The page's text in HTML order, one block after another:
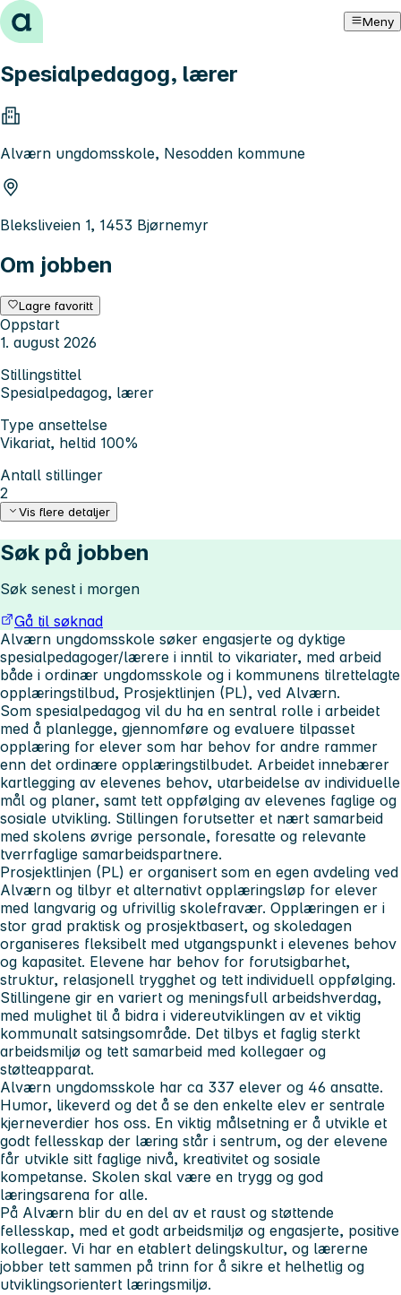
Hopp til innhold Meny
Spesialpedagog, lærer
Alværn ungdomsskole, Nesodden kommune
Bleksliveien 1, 1453 Bjørnemyr
Om jobben
Lagre favoritt
Oppstart
1. august 2026
Stillingstittel
Spesialpedagog, lærer
Type ansettelse
Vikariat, heltid 100%
Antall stillinger
2
Vis flere detaljer
Søk på jobben
Søk senest i morgen
Gå til søknad
Alværn ungdomsskole søker engasjerte og dyktige
spesialpedagoger/lærere i inntil to vikariater, med arbeid
både i ordinær ungdomsskole og i kommunens tilrettelagte
opplæringstilbud, Prosjektlinjen (PL), ved Alværn.
Som spesialpedagog vil du ha en sentral rolle i arbeidet
med å planlegge, gjennomføre og evaluere tilpasset
opplæring for elever som har behov for andre rammer
enn det ordinære opplæringstilbudet. Arbeidet innebærer
kartlegging av elevenes behov, utarbeidelse av individuelle
mål og planer, samt tett oppfølging av elevenes faglige og
sosiale utvikling. Stillingen forutsetter et nært samarbeid
med skolens øvrige personale, foresatte og relevante
tverrfaglige samarbeidspartnere.
Prosjektlinjen (PL) er organisert som en egen avdeling ved
Alværn og tilbyr et alternativt opplæringsløp for elever
med langvarig og ufrivillig skolefravær. Opplæringen er i
stor grad praktisk og prosjektbasert, og skoledagen
organiseres fleksibelt med utgangspunkt i elevenes behov
og kapasitet. Elevene har behov for forutsigbarhet,
struktur, relasjonell trygghet og tett individuell oppfølging.
Stillingene gir en variert og meningsfull arbeidshverdag,
med mulighet til å bidra i videreutviklingen av et viktig
kommunalt satsingsområde. Det tilbys et faglig sterkt
arbeidsmiljø og tett samarbeid med kollegaer og
støtteapparat.
Alværn ungdomsskole har ca 337 elever og 46 ansatte.
Humor, likeverd og det å se den enkelte elev er sentrale
kjerneverdier hos oss. En viktig målsetning er å utvikle et
godt fellesskap der læring står i sentrum, og der elevene
får utvikle sitt faglige nivå, kreativitet og sosiale
kompetanse. Skolen skal være en trygg og god
læringsarena for alle.
På Alværn blir du en del av et raust og støttende
fellesskap, med et godt arbeidsmiljø og engasjerte, positive
kollegaer. Vi har en etablert delingskultur, og lærerne
jobber tett sammen på trinn for å sikre et helhetlig og
utviklingsorientert læringsmiljø.